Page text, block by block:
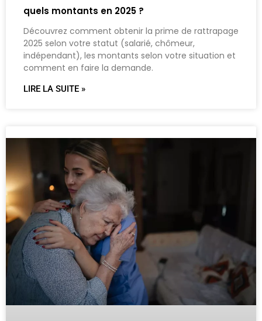
quels montants en 2025 ?
Découvrez comment obtenir la prime de rattrapage
2025 selon votre statut (salarié, chômeur,
indépendant), les montants selon votre situation et
comment en faire la demande.
LIRE LA SUITE »